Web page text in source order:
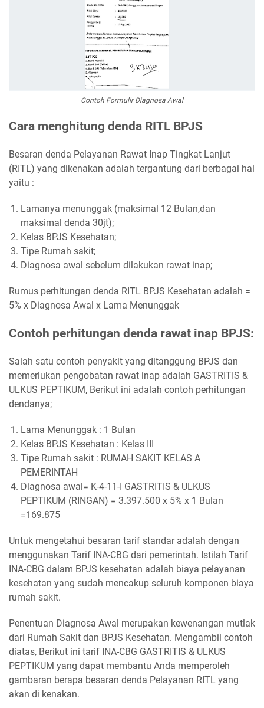
Contoh Formulir Diagnosa Awal
Cara menghitung denda RITL BPJS
Besaran denda Pelayanan Rawat Inap Tingkat Lanjut
(RITL) yang dikenakan adalah tergantung dari berbagai hal
yaitu :
Lamanya menunggak (maksimal 12 Bulan,dan
maksimal denda 30jt);
Kelas BPJS Kesehatan;
Tipe Rumah sakit;
Diagnosa awal sebelum dilakukan rawat inap;
Rumus perhitungan denda RITL BPJS Kesehatan adalah =
5% x Diagnosa Awal x Lama Menunggak
Contoh perhitungan denda rawat inap BPJS:
Salah satu contoh penyakit yang ditanggung BPJS dan
memerlukan pengobatan rawat inap adalah GASTRITIS &
ULKUS PEPTIKUM, Berikut ini adalah contoh perhitungan
dendanya;
Lama Menunggak : 1 Bulan
Kelas BPJS Kesehatan : Kelas III
Tipe Rumah sakit : RUMAH SAKIT KELAS A
PEMERINTAH
Diagnosa awal= K-4-11-I GASTRITIS & ULKUS
PEPTIKUM (RINGAN) = 3.397.500 x 5% x 1 Bulan
=169.875
Untuk mengetahui besaran tarif standar adalah dengan
menggunakan Tarif INA-CBG dari pemerintah. Istilah Tarif
INA-CBG dalam BPJS kesehatan adalah biaya pelayanan
kesehatan yang sudah mencakup seluruh komponen biaya
rumah sakit.
Penentuan Diagnosa Awal merupakan kewenangan mutlak
dari Rumah Sakit dan BPJS Kesehatan. Mengambil contoh
diatas, Berikut ini tarif INA-CBG GASTRITIS & ULKUS
PEPTIKUM yang dapat membantu Anda memperoleh
gambaran berapa besaran denda Pelayanan RITL yang
akan di kenakan.